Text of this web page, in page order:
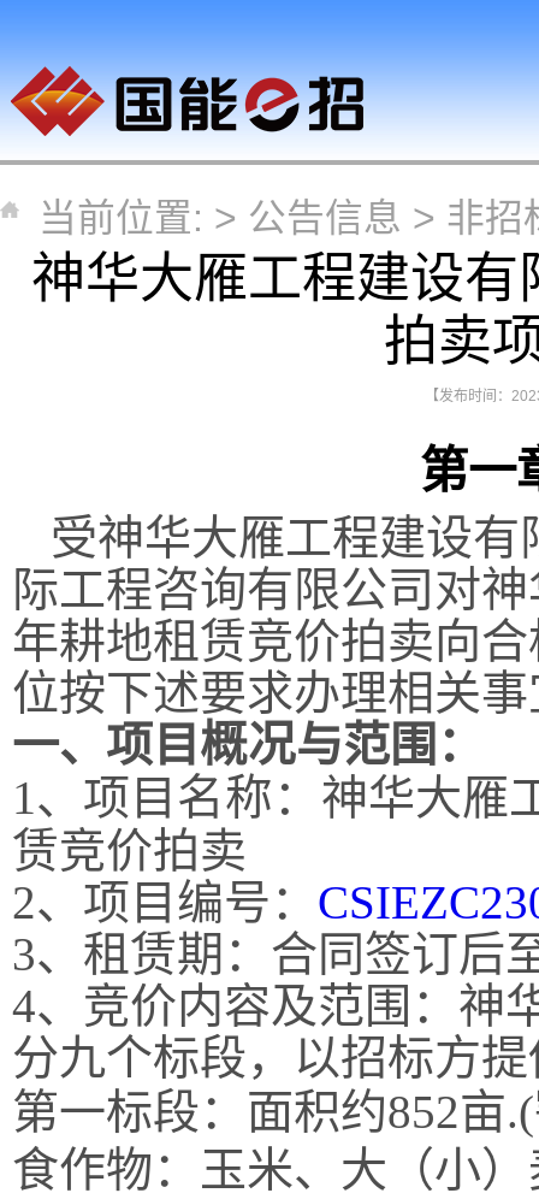
当前位置: > 公告信息 > 非招
神华大雁工程建设有
拍卖
【发布时间：
第一
受神华大雁工程建设有
际工程咨询有限公司 对
年耕地租赁竞价拍卖向
位按下述要求办理相关事
一、项目 概况与范围 ：
1、 项目 名称： 神华大雁
赁竞价拍卖
2、项目编号：
3、租赁期： 合同签订后
4、 竞价内容及范围：神
分九个标段，以招标方
第一标段：面积约852亩
食作物：玉米、大（小